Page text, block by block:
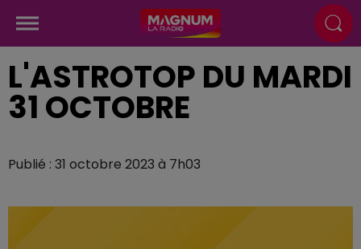
L'ASTROTOP DU MARDI
31 OCTOBRE
Publié : 31 octobre 2023 à 7h03